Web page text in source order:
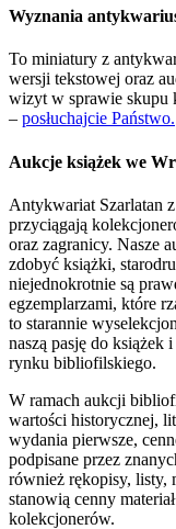
Wyznania
To miniatury z
wersji tekstowej oraz
wizyt w sprawie skupu
– posłuchajcie Państwo.
Aukcje książek we
Antykwariat Szarlatan
przyciągają
oraz zagranicy. Nasze
zdobyć książki,
niejednokrotnie są
egzemplarzami, które
to starannie
naszą pasję do książek
rynku bibliofilskiego.
W ramach aukcji
wartości historycznej,
wydania pierwsze,
podpisane przez
również rękopisy, listy,
stanowią cenny
kolekcjonerów.